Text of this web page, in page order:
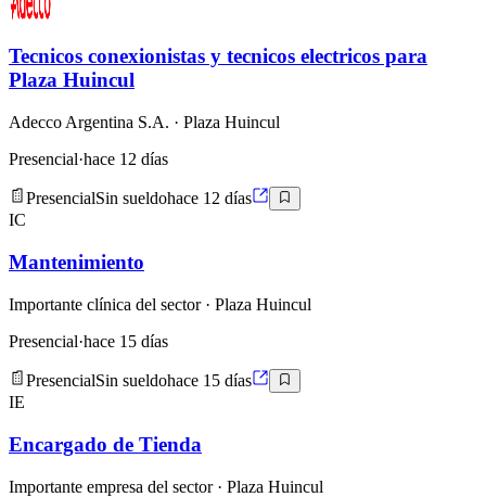
Tecnicos conexionistas y tecnicos electricos para
Plaza Huincul
Adecco Argentina S.A. · Plaza Huincul
Presencial·hace 12 días
PresencialSin sueldohace 12 días
IC
Mantenimiento
Importante clínica del sector· Plaza Huincul
Presencial·hace 15 días
PresencialSin sueldohace 15 días
IE
Encargado de Tienda
Importante empresa del sector· Plaza Huincul